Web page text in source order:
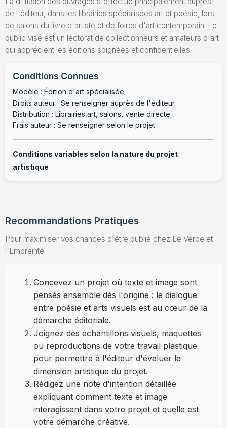
de l'éditeur, dans les librairies spécialisées art et poésie, lors
de salons du livre d'artiste et de foires d'art contemporain. Le
public visé est un lectorat de collectionneurs et amateurs d'art
qui apprécient les éditions soignées et confidentielles.
Conditions Connues
Modèle : Édition d'art spécialisée
Droits auteur : Se renseigner auprès de l'éditeur
Distribution : Librairies art, salons, vente directe
Frais auteur : Se renseigner selon le projet
Conditions variables selon la nature du projet
artistique
Recommandations Pratiques
Pour maximiser vos chances d'être publié chez Le Verbe et
l'Empreinte :
Concevez un projet où texte et image sont
pensés ensemble dès l'origine : le dialogue
entre poésie et arts visuels est au cœur de la
démarche éditoriale.
Joignez des échantillons visuels, maquettes
ou reproductions de votre travail plastique
pour permettre à l'éditeur d'évaluer la
dimension artistique du projet.
Rédigez une note d'intention détaillée
expliquant comment texte et image
interagissent dans votre projet et quelle est
votre démarche créative.